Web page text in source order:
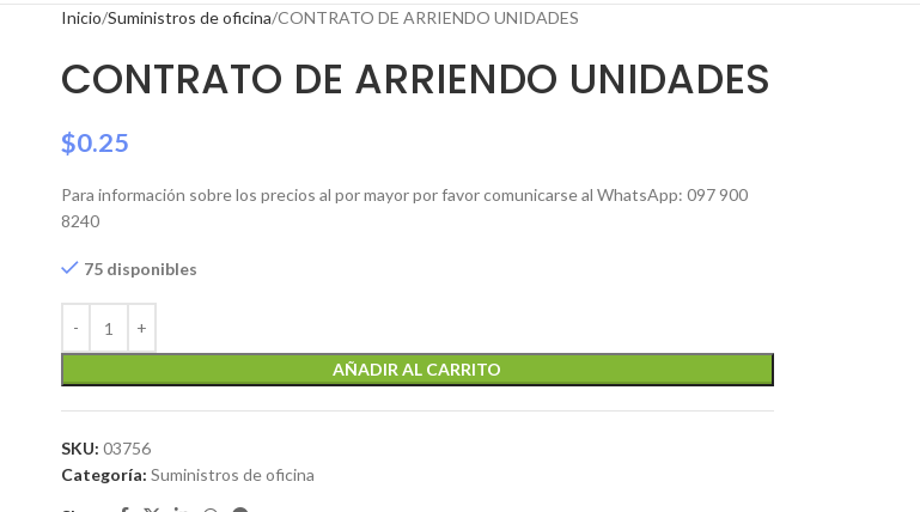
Inicio Suministros de oficina CONTRATO DE ARRIENDO UNIDADES
CONTRATO DE ARRIENDO UNIDADES
$0.25
Para información sobre los precios al por mayor por favor comunicarse al WhatsApp: 097 900
8240
75 disponibles
AÑADIR AL CARRITO
SKU: 03756
Categoría: Suministros de oficina